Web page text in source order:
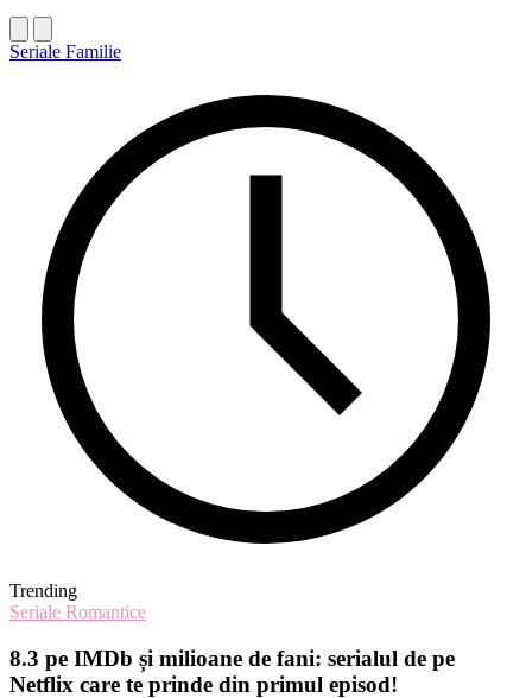
Seriale Familie
Trending
Seriale Romantice
8.3 pe IMDb și milioane de fani: serialul de pe
Netflix care te prinde din primul episod!